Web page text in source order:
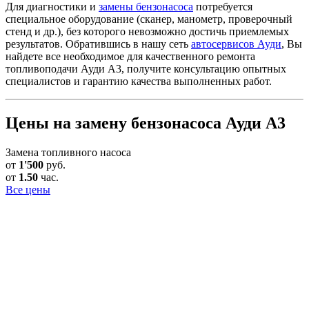
Для диагностики и замены бензонасоса потребуется
специальное оборудование (сканер, манометр, проверочный
стенд и др.), без которого невозможно достичь приемлемых
результатов. Обратившись в нашу сеть автосервисов Ауди, Вы
найдете все необходимое для качественного ремонта
топливоподачи Ауди А3, получите консультацию опытных
специалистов и гарантию качества выполненных работ.
Цены на замену бензонасоса Ауди А3
Замена топливного насоса
от 1'500 руб.
от 1.50 час.
Все цены